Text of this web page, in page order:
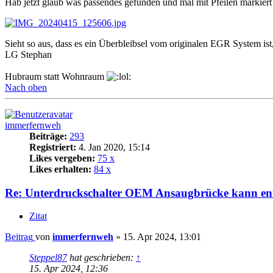
Hab jetzt glaub was passendes gefunden und mal mit Pfeilen markiert
Sieht so aus, dass es ein Überbleibsel vom originalen EGR System
LG Stephan
Hubraum statt Wohnraum
Nach oben
immerfernweh
Beiträge: 293
Registriert: 4. Jan 2020, 15:14
Likes vergeben: 75 x
Likes erhalten: 84 x
Re: Unterdruckschalter OEM Ansaugbrücke kann
Zitat
Beitrag von immerfernweh » 15. Apr 2024, 13:01
Steppel87hat geschrieben: ↑
15. Apr 2024, 12:36